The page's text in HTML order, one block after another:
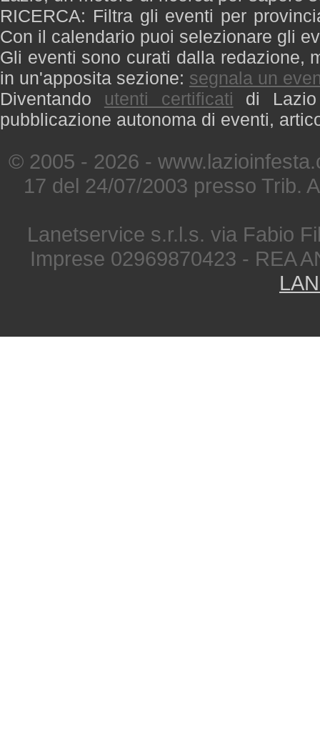
RICERCA: Filtra gli eventi per
Con il calendario puoi selezionare gli
Gli eventi sono curati dalla redazione,
in un'apposita sezione: segnala un
Diventando utenti certificati di
pubblicazione autonoma di eventi,
© 2005 - 2026 -
17 del 24/07/2003 presso Trib.
Lanetservice s.r.l.s. via Fabio
Imprese 02969870423 - REA